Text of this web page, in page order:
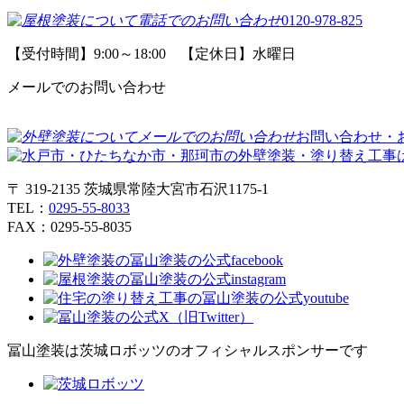
0120-978-825
【受付時間】9:00～18:00 【定休日】水曜日
メールでのお問い合わせ
お問い合わせ・
〒 319-2135 茨城県常陸大宮市石沢1175-1
TEL： 0295-55-8033
FAX：0295-55-8035
冨山塗装は茨城ロボッツのオフィシャルスポンサーです